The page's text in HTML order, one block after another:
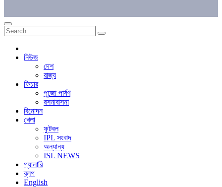
নিউজ
দেশ
রাজ্য
ফিচার
পুজো পার্বণ
রসনাবাসনা
বিনোদন
খেলা
ফুটবল
IPL সংবাদ
অন্যান্য
ISL NEWS
গ্যালারি
ব্লগ
English